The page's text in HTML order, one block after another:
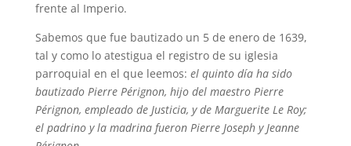
frente al Imperio.
Sabemos que fue bautizado un 5 de enero de 1639,
tal y como lo atestigua el registro de su iglesia
parroquial en el que leemos: el quinto día ha sido
bautizado Pierre Pérignon, hijo del maestro Pierre
Pérignon, empleado de Justicia, y de Marguerite Le Roy;
el padrino y la madrina fueron Pierre Joseph y Jeanne